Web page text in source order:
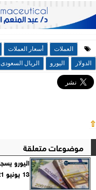
العملات أسعار العملات
الدولار
اليورو الريال السعودى
⇧
موضوعات متعلقة
13 يونيو 2021